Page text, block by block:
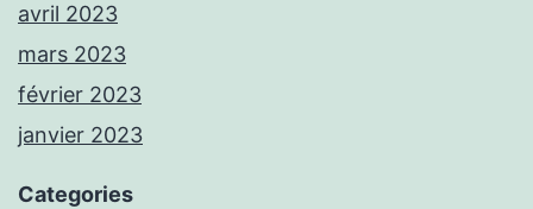
avril 2023
mars 2023
février 2023
janvier 2023
Categories